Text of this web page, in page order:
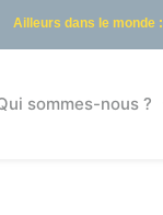
Ailleurs dans le monde :
sommes-nous ?